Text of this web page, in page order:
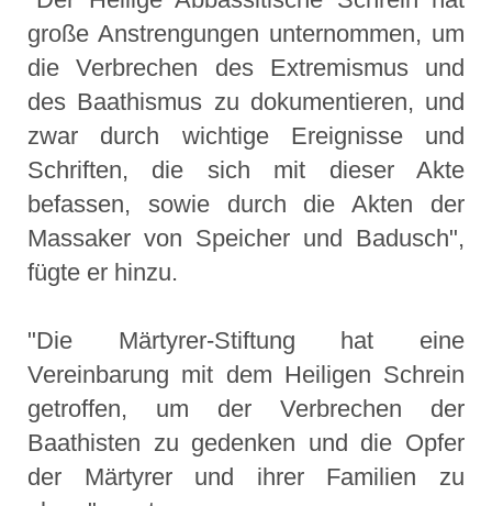
große Anstrengungen unternommen, um
die Verbrechen des Extremismus und
des Baathismus zu dokumentieren, und
zwar durch wichtige Ereignisse und
Schriften, die sich mit dieser Akte
befassen, sowie durch die Akten der
Massaker von Speicher und Badusch",
fügte er hinzu.
"Die Märtyrer-Stiftung hat eine
Vereinbarung mit dem Heiligen Schrein
getroffen, um der Verbrechen der
Baathisten zu gedenken und die Opfer
der Märtyrer und ihrer Familien zu